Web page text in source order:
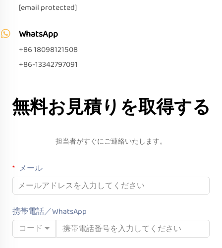
[email protected]
WhatsApp
+86 18098121508
+86-13342797091
無料お見積りを取得する
担当者がすぐにご連絡いたします。
メール
携帯電話／WhatsApp
コード